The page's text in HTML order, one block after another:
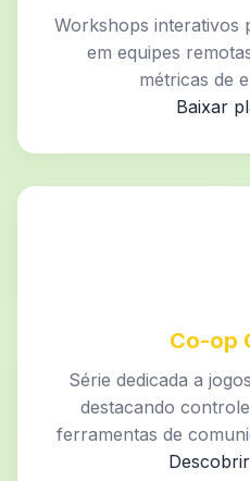
Workshops interativos
em equipes
métricas de
Baixar
Co-op
Série dedicada a
destacando
ferramentas de